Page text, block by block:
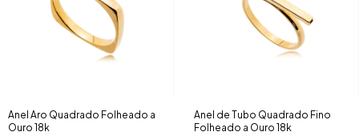
Anel Aro Quadrado Folheado a
Ouro 18k
Anel de Tubo Quadrado Fino
Folheado a Ouro 18k